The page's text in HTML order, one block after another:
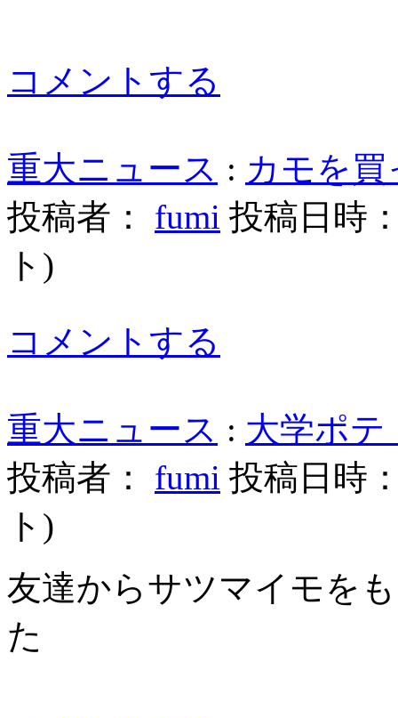
コメントする
重大ニュース : カモを
投稿者： fumi 投稿日時
ト )
コメントする
重大ニュース : 大学ポテ
投稿者： fumi 投稿日時
ト )
友達からサツマイモを
た